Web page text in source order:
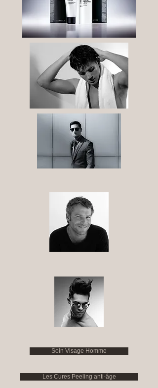
Soin Visage Homme
Les Cures Peeling anti-âge